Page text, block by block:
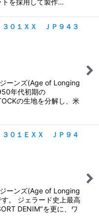
トを採用して製作…
０１ＸＸ ＪＰ９４３
ーンズ(Age of Longing
年代初期の
の生地を分解し、米
０１ＥＸＸ ＪＰ９４
ーンズ(Age of Longing
。 ジェラード史上最高
DENIM"を更に、ワ